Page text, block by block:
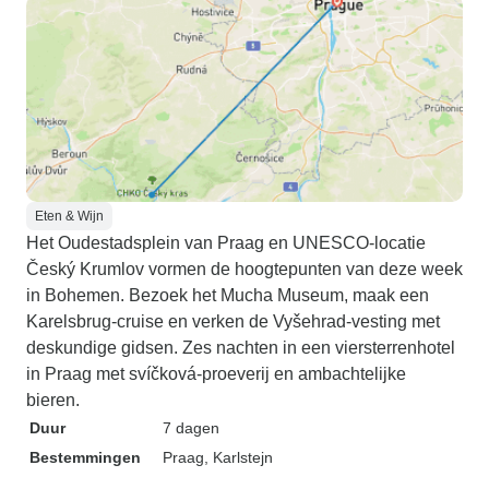
Eten & Wijn
Het Oudestadsplein van Praag en UNESCO-locatie
Český Krumlov vormen de hoogtepunten van deze week
in Bohemen. Bezoek het Mucha Museum, maak een
Karelsbrug-cruise en verken de Vyšehrad-vesting met
deskundige gidsen. Zes nachten in een viersterrenhotel
in Praag met svíčková-proeverij en ambachtelijke
bieren.
Duur
7 dagen
Bestemmingen
Praag , Karlstejn